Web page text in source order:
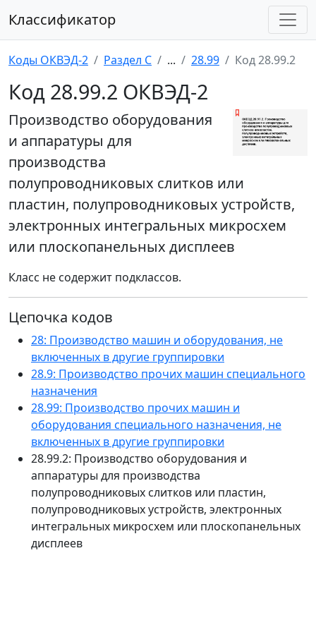
Классификатор
Коды ОКВЭД-2 Раздел C ... 28.99 Код 28.99.2
Код 28.99.2 ОКВЭД-2
Производство оборудования
и аппаратуры для
производства
полупроводниковых слитков или
пластин, полупроводниковых устройств,
электронных интегральных микросхем
или плоскопанельных дисплеев
Класс не содержит подклассов.
Цепочка кодов
28: Производство машин и оборудования, не
включенных в другие группировки
28.9: Производство прочих машин специального
назначения
28.99: Производство прочих машин и
оборудования специального назначения, не
включенных в другие группировки
28.99.2: Производство оборудования и
аппаратуры для производства
полупроводниковых слитков или пластин,
полупроводниковых устройств, электронных
интегральных микросхем или плоскопанельных
дисплеев